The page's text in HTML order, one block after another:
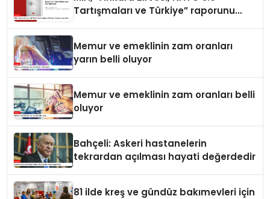
Tartışmaları ve Türkiye” raporunu
Memur ve emeklinin zam oranları
yarın belli oluyor
Memur ve emeklinin zam oranları belli
oluyor
Bahçeli: Askeri hastanelerin
tekrardan açılması hayati değerdedir
81 ilde kreş ve gündüz bakımevleri için